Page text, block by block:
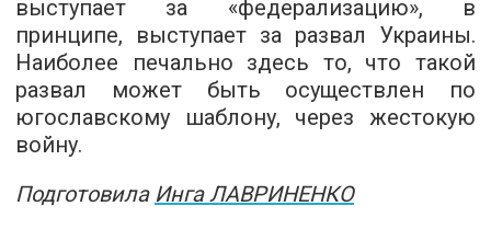
выступает за «федерализацию», в
принципе, выступает за развал Украины.
Наиболее печально здесь то, что такой
развал может быть осуществлен по
югославскому шаблону, через жестокую
войну.
Подготовила Инга ЛАВРИНЕНКО